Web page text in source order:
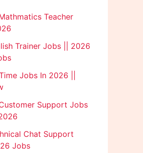
Teacher
Trainer Jobs || 2026
Jobs In 2026 ||
Support Jobs
Chat Support
Jobs